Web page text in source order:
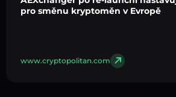
pro směnu kryptoměn v Evropě
www.cryptopolitan.com